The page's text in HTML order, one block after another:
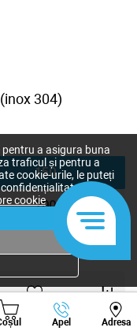
304)
150
200
300
+
Apel Adresa
Viber Whatsapp
a asigura buna
traficul și pentru a
cookie-urile, le puteți
după
cookie